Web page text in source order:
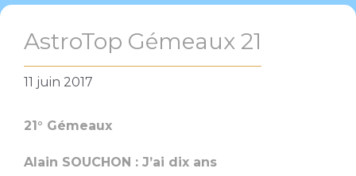
AstroTop Gémeaux 21
11 juin 2017
21° Gémeaux
Alain SOUCHON : J’ai dix ans